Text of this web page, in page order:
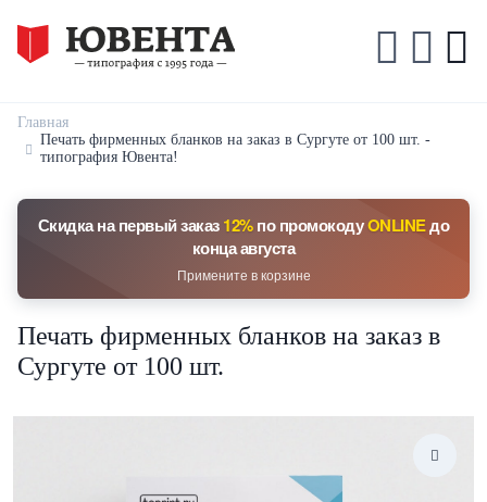
Главная
Печать фирменных бланков на заказ в Сургуте от 100 шт. -
типография Ювента!
Скидка на первый заказ12%по промокодуONLINEдо
конца августа
Примените в корзине
Печать фирменных бланков на заказ в
Сургуте от 100 шт.